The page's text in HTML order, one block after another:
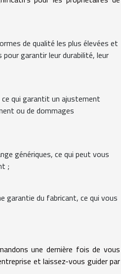
de qualité les plus élevées et
garantir leur durabilité, leur
qui garantit un ajustement
ou de dommages
génériques, ce qui peut vous
;
garantie du fabricant, ce qui vous
une dernière fois de vous
et laissez-vous guider par